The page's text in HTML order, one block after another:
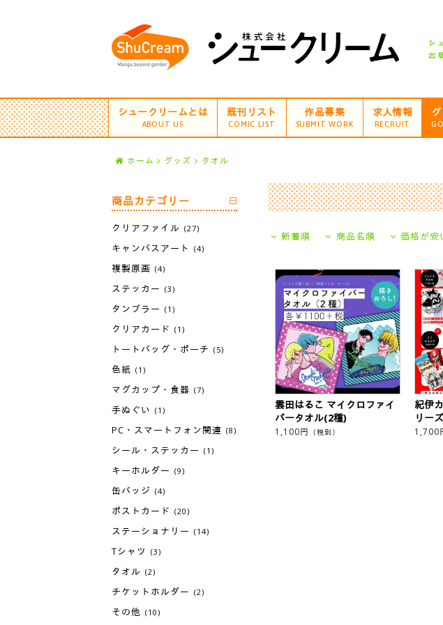
シュークリームとは
ABOUT US
既刊リスト
COMIC LIST
作品募集
SUBMIT WORK
求人情報
RECRUIT
ホーム グッズ タオル
新着順 商品名順 価格が安
雲田はるこ マイクロファイ
バータオル(2種)
1,100円 （税別）
紀伊
リー
1,700
商品カテゴリー
クリアファイル (27)
キャンバスアート (4)
複製原画 (4)
ステッカー (3)
タンブラー (1)
クリアカード (1)
トートバッグ・ポーチ (5)
色紙 (1)
マグカップ・食器 (7)
手ぬぐい (1)
PC・スマートフォン関連 (8)
シール・ステッカー (1)
キーホルダー (9)
缶バッジ (4)
ポストカード (20)
ステーショナリー (14)
Tシャツ (3)
タオル (2)
チケットホルダー (2)
その他 (10)